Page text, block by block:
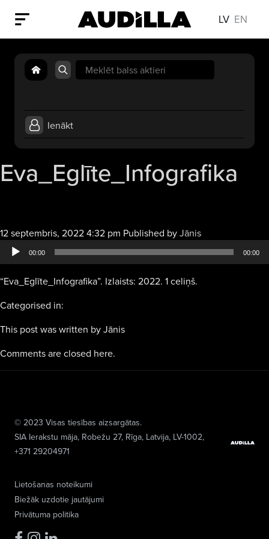
LV EN
Search
for:
Ienākt
Eva_Eglīte_Infografika
12 septembris, 2022 4:32 pm Published byJānisAudio
atskaņotājs
00:00 00:00
“Eva_Eglīte_Infografika”. Izlaists: 2022. 1 celiņš.
Categorised in:
This post was written by Jānis
Comments are closed here.
Lietošanas noteikumi
Biežāk uzdotie jautājumi
Privātuma politika
© 2023 Visas tiesības aizsargātas.
SIA Ierakstu māja, Robežu 27, Rīga, Latvija, LV-1002,
+371 29204971